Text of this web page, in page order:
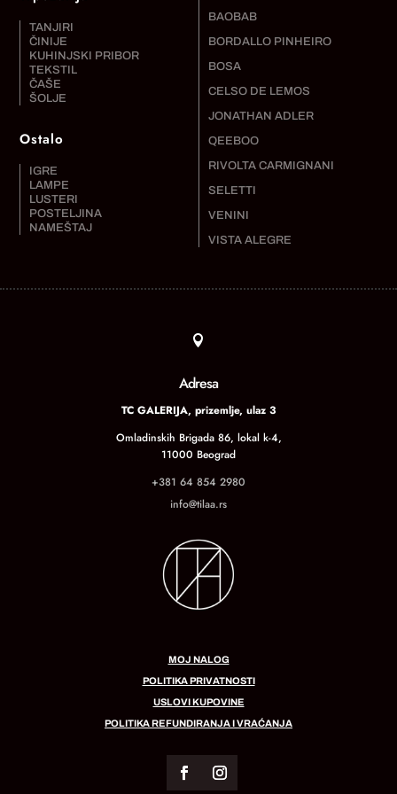
TANJIRI
ČINIJE
KUHINJSKI PRIBOR
TEKSTIL
ČAŠE
ŠOLJE
Ostalo
IGRE
LAMPE
LUSTERI
POSTELJINA
NAMEŠTAJ
BAOBAB
BORDALLO PINHEIRO
BOSA
CELSO DE LEMOS
JONATHAN ADLER
QEEBOO
RIVOLTA CARMIGNANI
SELETTI
VENINI
VISTA ALEGRE

Adresa
TC GALERIJA, prizemlje, ulaz 3
Omladinskih Brigada 86, lokal k-4,
11000 Beograd
+381 64 854 2980
info@tilaa.rs
MOJ NALOG
POLITIKA PRIVATNOSTI
USLOVI KUPOVINE
POLITIKA REFUNDIRANJA I VRAĆANJA